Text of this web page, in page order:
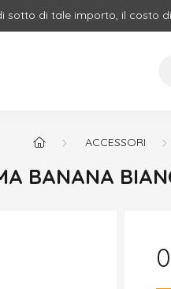
sotto di tale importo, il costo
ACCESSORI
BANANA